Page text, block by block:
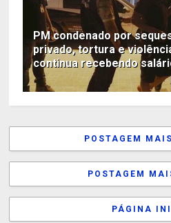
PM condenado por
privado, tortura e
continua recebendo
POSTAGEM
POSTAGEM
PÁGINA